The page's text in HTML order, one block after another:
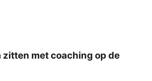
met coaching op de